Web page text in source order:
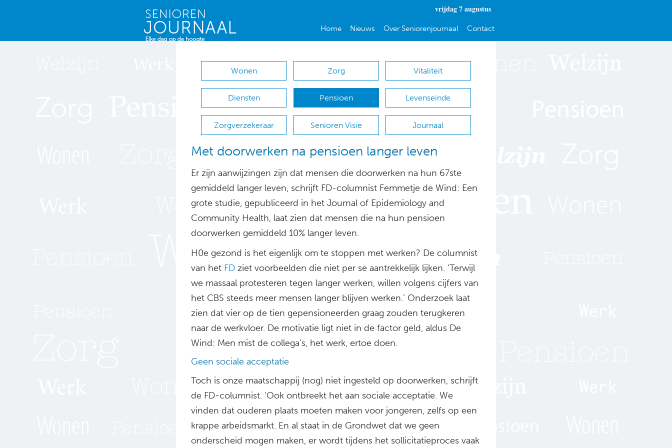
vrijdag 7 augustus
Home Nieuws Over Seniorenjournaal Contact
Wonen Zorg Vitaliteit
Diensten Pensioen Levenseinde
Zorgverzekeraar Senioren Visie Journaal
Met doorwerken na pensioen langer leven
Er zijn aanwijzingen zijn dat mensen die doorwerken na hun 67ste
gemiddeld langer leven, schrijft FD-columnist Femmetje de Wind: Een
grote studie, gepubliceerd in het Journal of Epidemiology and
Community Health, laat zien dat mensen die na hun pensioen
doorwerken gemiddeld 10% langer leven.
H0e gezond is het eigenlijk om te stoppen met werken? De columnist
van het FD ziet voorbeelden die niet per se aantrekkelijk lijken. ‘Terwijl
we massaal protesteren tegen langer werken, willen volgens cijfers van
het CBS steeds meer mensen langer blijven werken.’ Onderzoek laat
zien dat vier op de tien gepensioneerden graag zouden terugkeren
naar de werkvloer. De motivatie ligt niet in de factor geld, aldus De
Wind: Men mist de collega’s, het werk, ertoe doen.
Geen sociale acceptatie
Toch is onze maatschappij (nog) niet ingesteld op doorwerken, schrijft
de FD-columnist. ‘Ook ontbreekt het aan sociale acceptatie. We
vinden dat ouderen plaats moeten maken voor jongeren, zelfs op een
krappe arbeidsmarkt. En al staat in de Grondwet dat we geen
onderscheid mogen maken, er wordt tijdens het sollicitatieproces vaak